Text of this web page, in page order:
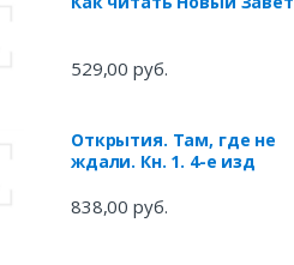
529,00 руб.
Открытия. Там, где не
ждали. Кн. 1. 4-е изд
838,00 руб.